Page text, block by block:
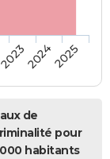
202320242025
de
pour
000 habitants